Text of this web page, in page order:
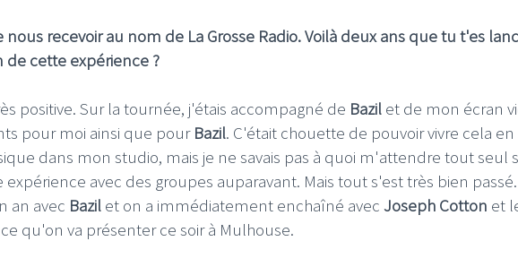
recevoir au nom de La Grosse Radio. Voilà deux ans que tu t'es
de cette expérience ?
positive. Sur la tournée, j'étais accompagné de Bazil et de mon écran
pour moi ainsi que pour Bazil. C'était chouette de pouvoir vivre cela en
dans mon studio, mais je ne savais pas à quoi m'attendre tout seul
avec des groupes auparavant. Mais tout s'est très bien
an avec Bazil et on a immédiatement enchaîné avec Joseph Cotton et
qu'on va présenter ce soir à Mulhouse.